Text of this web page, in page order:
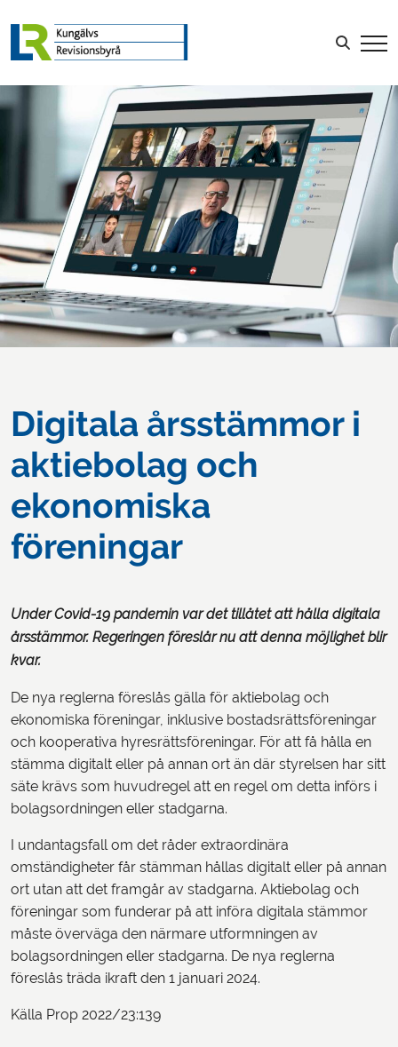
LOGGA IN
Sök efter:
Digitala årsstämmor i
aktiebolag och
ekonomiska
föreningar
Under Covid-19 pandemin var det tillåtet att hålla digitala
årsstämmor. Regeringen föreslår nu att denna möjlighet blir
kvar.
De nya reglerna föreslås gälla för aktiebolag och
ekonomiska föreningar, inklusive bostadsrättsföreningar
och kooperativa hyresrättsföreningar. För att få hålla en
stämma digitalt eller på annan ort än där styrelsen har sitt
säte krävs som huvudregel att en regel om detta införs i
bolagsordningen eller stadgarna.
I undantagsfall om det råder extraordinära
omständigheter får stämman hållas digitalt eller på annan
ort utan att det framgår av stadgarna. Aktiebolag och
föreningar som funderar på att införa digitala stämmor
måste överväga den närmare utformningen av
bolagsordningen eller stadgarna. De nya reglerna
föreslås träda ikraft den 1 januari 2024.
Källa Prop 2022/23:139